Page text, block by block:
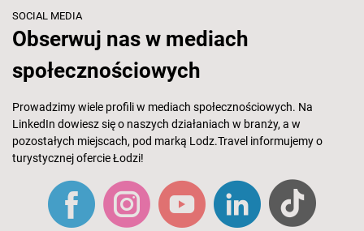
SOCIAL MEDIA
Obserwuj nas w mediach
społecznościowych
Prowadzimy wiele profili w mediach społecznościowych. Na
LinkedIn dowiesz się o naszych działaniach w branży, a w
pozostałych miejscach, pod marką Lodz.Travel informujemy o
turystycznej ofercie Łodzi!